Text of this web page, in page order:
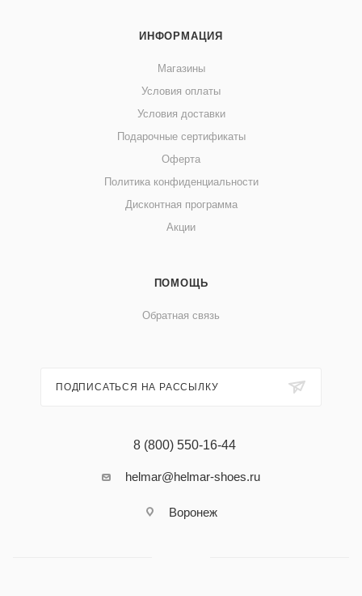
ИНФОРМАЦИЯ
Магазины
Условия оплаты
Условия доставки
Подарочные сертификаты
Оферта
Политика конфиденциальности
Дисконтная программа
Акции
ПОМОЩЬ
Обратная связь
ПОДПИСАТЬСЯ НА РАССЫЛКУ
8 (800) 550-16-44
helmar@helmar-shoes.ru
Воронеж